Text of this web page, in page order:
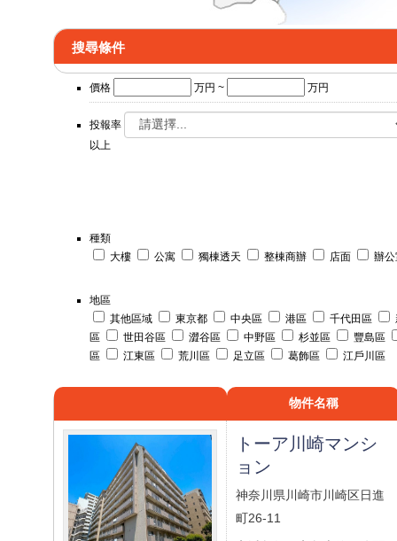
搜尋條件
價格 万円 ~ 万円
投報率
以上
種類
大樓
公寓 獨棟透天 整棟商辦 店面 辦
地區
其他區域
東京都 中央區 港區 千代田區
區
世田谷區 澀谷區 中野區 杉並區
豐島區
區
江東區 荒川區 足立區 葛飾區 江戶川區
物件名稱
トーア川崎マンシ
ョン
神奈川県川崎市川崎区日進
町26-11